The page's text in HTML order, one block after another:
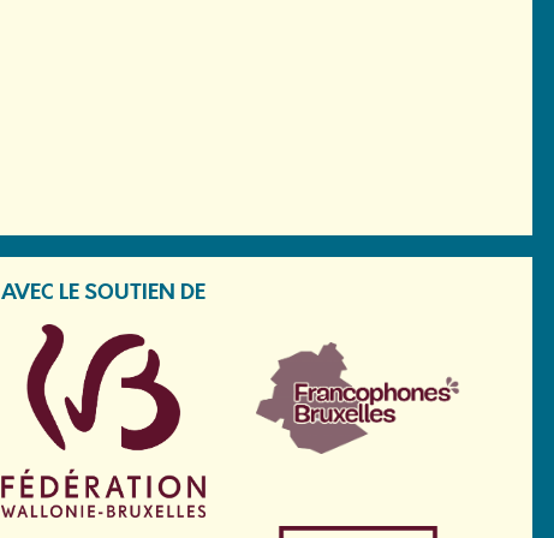
AVEC LE SOUTIEN DE